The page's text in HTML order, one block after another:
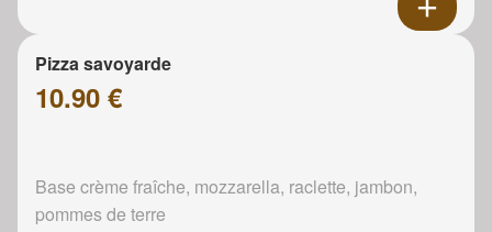
Pizza savoyarde
10.90 €
Base crème fraîche, mozzarella, raclette, jambon,
pommes de terre